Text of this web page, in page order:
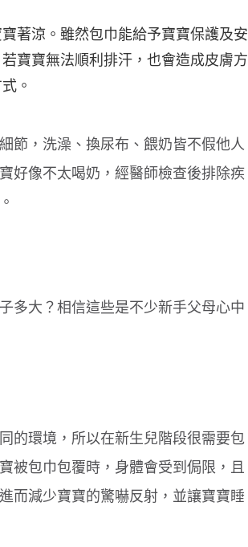
著涼。雖然包巾能給予寶寶保護及安
寶寶無法順利排汗，也會造成皮膚方
。
節，洗澡、換尿布、餵奶皆不假他人
好像不太喝奶，經醫師檢查後排除疾
多大？相信這些是不少新手父母心中
的環境，所以在新生兒階段很需要包
被包巾包覆時，身體會受到侷限，且
而減少寶寶的驚嚇反射，並讓寶寶睡